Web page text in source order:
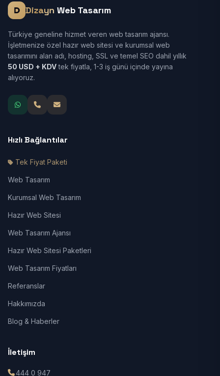
Dizayn Web Tasarım
Türkiye geneline hizmet veren web tasarım ajansı.
İşletmenize özel hazır web sitesi ve kurumsal web
tasarımını alan adı, hosting, SSL ve temel SEO dahil yıllık
50 USD + KDVtek fiyatla, 1-3 iş günü içinde yayına
alıyoruz.
Hızlı Bağlantılar
Tek Fiyat Paketi
Web Tasarım
Kurumsal Web Tasarım
Hazır Web Sitesi
Web Tasarım Ajansı
Hazır Web Sitesi Paketleri
Web Tasarım Fiyatları
Referanslar
Hakkımızda
Blog & Haberler
İletişim
444 0 947